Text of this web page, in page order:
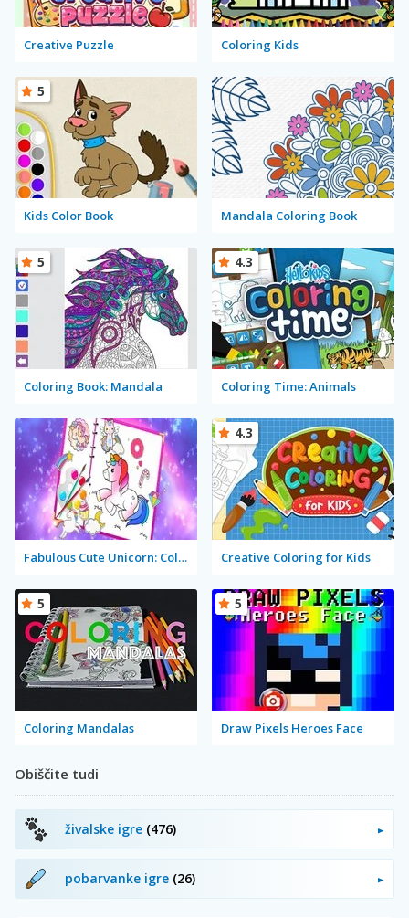
Creative Puzzle Coloring Kids
Kids Color Book
5
Mandala Coloring Book
Coloring Book: Mandala
5
Coloring Time: Animals
4.3
Fabulous Cute Unicorn: Coloring Book Creative Coloring for Kids
4.3
Coloring Mandalas
5
Draw Pixels Heroes Face
5
Obiščite tudi
živalske igre (476)
pobarvanke igre (26)